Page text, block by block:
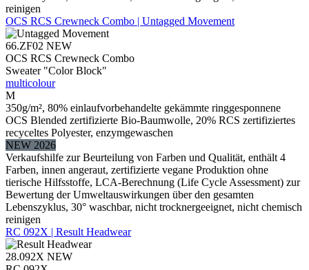
reinigen
OCS RCS Crewneck Combo | Untagged Movement
66.ZF02 NEW
OCS RCS Crewneck Combo
Sweater "Color Block"
multicolour
M
350g/m², 80% einlaufvorbehandelte gekämmte ringgesponnene
OCS Blended zertifizierte Bio-Baumwolle, 20% RCS zertifiziertes
recyceltes Polyester, enzymgewaschen
NEW 2026
Verkaufshilfe zur Beurteilung von Farben und Qualität, enthält 4
Farben, innen angeraut, zertifizierte vegane Produktion ohne
tierische Hilfsstoffe, LCA-Berechnung (Life Cycle Assessment) zur
Bewertung der Umweltauswirkungen über den gesamten
Lebenszyklus, 30° waschbar, nicht trocknergeeignet, nicht chemisch
reinigen
RC 092X | Result Headwear
28.092X NEW